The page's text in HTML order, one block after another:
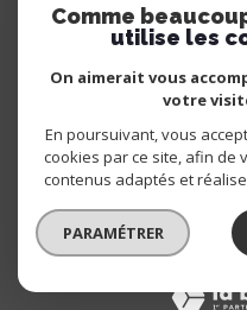
© 2026 | TOUS DROITS
NOS HONORAIRES
PLAN DU
NOS LIENS
Comme
utilise les
On aimerait vous
votre
En poursuivant, vous
cookies par ce site, afin de
contenus adaptés et
PARAMÉTRER